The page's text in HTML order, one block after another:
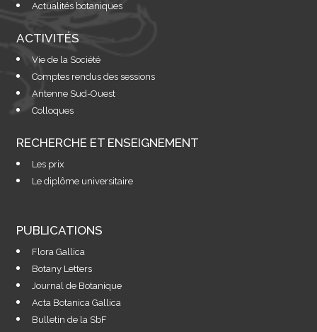
Actualités botaniques
ACTIVITÉS
Vie de la Société
Comptes rendus des sessions
Antenne Sud-Ouest
Colloques
RECHERCHE ET ENSEIGNEMENT
Les prix
Le diplôme universitaire
PUBLICATIONS
Flora Gallica
Botany Letters
Journal de Botanique
Acta Botanica Gallica
Bulletin de la SbF